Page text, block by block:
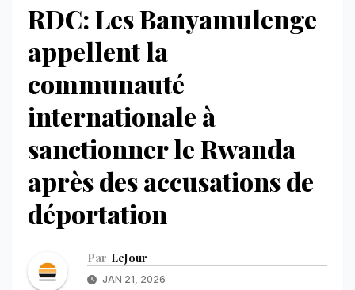
RDC: Les Banyamulenge
appellent la
communauté
internationale à
sanctionner le Rwanda
après des accusations de
déportation
Par LeJour
JAN 21, 2026